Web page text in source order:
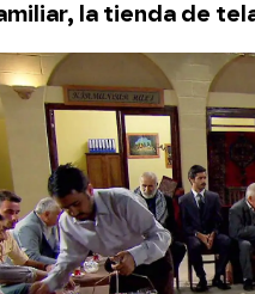
la tienda de